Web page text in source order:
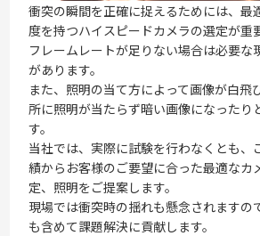
衝突の瞬間を正確に捉えるためには、最
度を持つハイスピードカメラの選定が重
フレームレートが足りない場合は必要な
があります。
また、照明の当て方によって画像が白飛
所に照明が当たらず暗い画像になったり
す。
当社では、実際に試験を行わなくとも、
績からお客様のご要望に合った最適なカ
定、照明をご提案します。
現場では衝突時の揺れも懸念されますの
も含めて課題解決に貢献します。